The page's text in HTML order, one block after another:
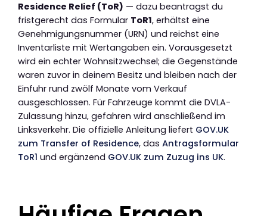
Residence Relief (ToR) — dazu beantragst du
fristgerecht das Formular ToR1, erhältst eine
Genehmigungsnummer (URN) und reichst eine
Inventarliste mit Wertangaben ein. Vorausgesetzt
wird ein echter Wohnsitzwechsel; die Gegenstände
waren zuvor in deinem Besitz und bleiben nach der
Einfuhr rund zwölf Monate vom Verkauf
ausgeschlossen. Für Fahrzeuge kommt die DVLA-
Zulassung hinzu, gefahren wird anschließend im
Linksverkehr. Die offizielle Anleitung liefert GOV.UK
zum Transfer of Residence, das Antragsformular
ToR1 und ergänzend GOV.UK zum Zuzug ins UK.